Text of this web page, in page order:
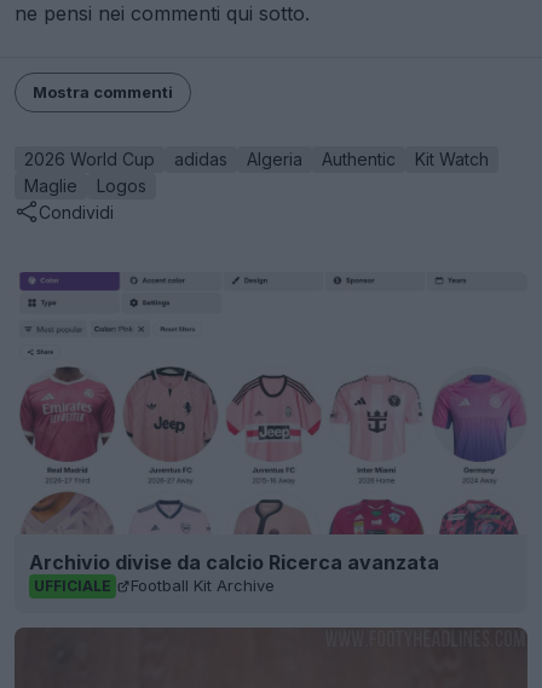
ne pensi nei commenti qui sotto.
Mostra commenti
2026 World Cup adidas Algeria Authentic
Kit Watch
Maglie
Logos
Condividi
Archivio divise da calcio Ricerca avanzata
UFFICIALE Football Kit Archive